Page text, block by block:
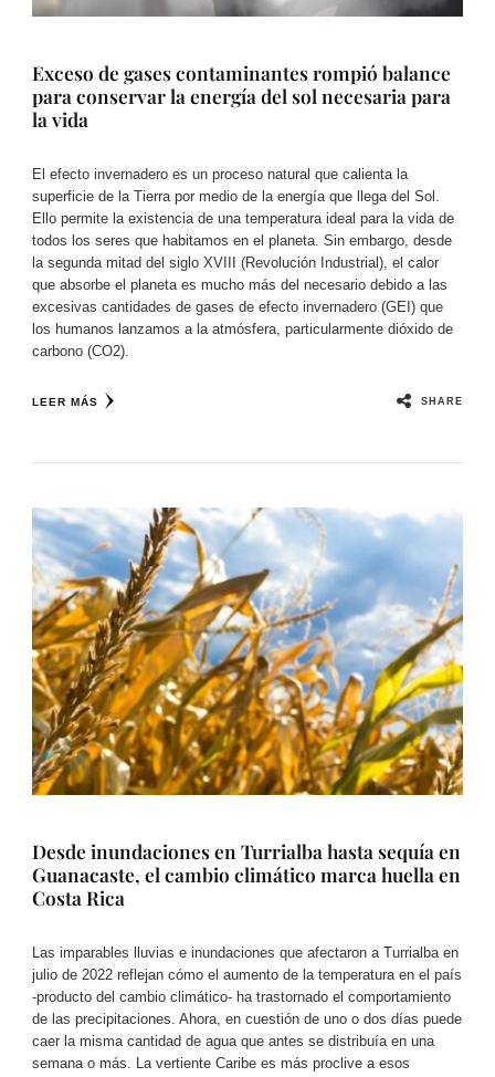
Exceso de gases contaminantes rompió balance
para conservar la energía del sol necesaria para
la vida
El efecto invernadero es un proceso natural que calienta la
superficie de la Tierra por medio de la energía que llega del Sol.
Ello permite la existencia de una temperatura ideal para la vida de
todos los seres que habitamos en el planeta. Sin embargo, desde
la segunda mitad del siglo XVIII (Revolución Industrial), el calor
que absorbe el planeta es mucho más del necesario debido a las
excesivas cantidades de gases de efecto invernadero (GEI) que
los humanos lanzamos a la atmósfera, particularmente dióxido de
carbono (CO2).
LEER MÁS SHARE
Desde inundaciones en Turrialba hasta sequía en
Guanacaste, el cambio climático marca huella en
Costa Rica
Las imparables lluvias e inundaciones que afectaron a Turrialba en
julio de 2022 reflejan cómo el aumento de la temperatura en el país
-producto del cambio climático- ha trastornado el comportamiento
de las precipitaciones. Ahora, en cuestión de uno o dos días puede
caer la misma cantidad de agua que antes se distribuía en una
semana o más. La vertiente Caribe es más proclive a esos